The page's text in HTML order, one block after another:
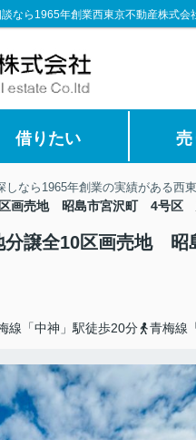
なら1965年創業西東京不動産株式会
借りたい 売
なら1965年創業の実績がある西
画売地 昭島市宮沢町 4号区
分譲全10区画売地
線「中神」駅徒歩20分 青梅線